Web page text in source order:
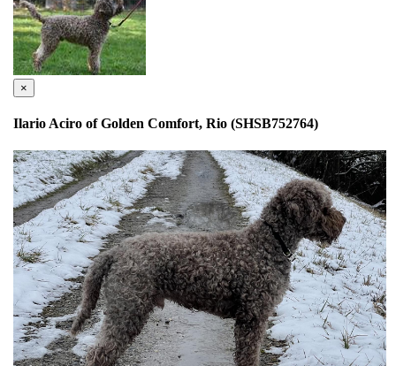
×
Ilario Aciro of Golden Comfort, Rio (SHSB752764)